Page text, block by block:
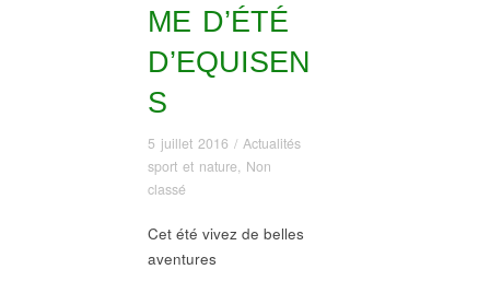
ME D’ÉTÉ
D’EQUISEN
S
5 juillet 2016 / Actualités
sport et nature, Non
classé
Cet été vivez de belles
aventures